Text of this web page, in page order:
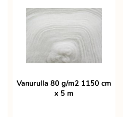
Vanurulla 80 g/m2 1150 cm
x 5 m